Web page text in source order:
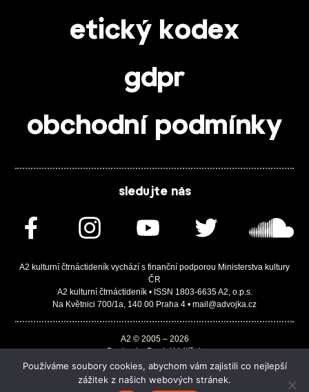
etický kodex
gdpr
obchodní podmínky
sledujte nás
A2 kulturní čtrnáctideník vychází s finanční podporou Ministerstva kultury
ČR
A2 kulturní čtrnáctideník • ISSN 1803-6635 A2, o.p.s.
Na Květnici 700/1a, 140 00 Praha 4 • mail@advojka.cz
A2 © 2005 – 2026
Design by Daniel Vojtíšek
Built by JASA-IT & ChSoft
Používáme soubory cookies, abychom vám zajistili co nejlepší
zážitek z našich webových stránek.